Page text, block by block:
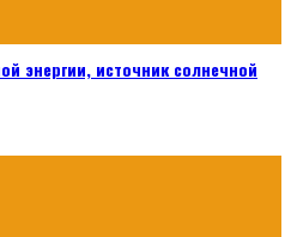
энергии, источник солнечной